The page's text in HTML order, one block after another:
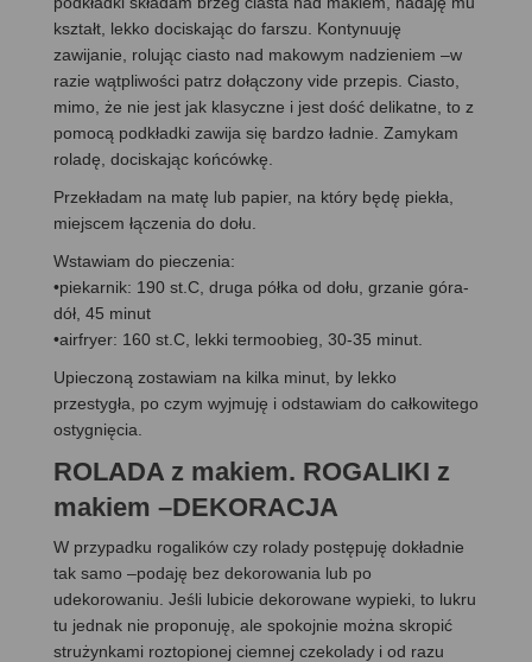
kształt, lekko dociskając do farszu. Kontynuuję
zawijanie, rolując ciasto nad makowym nadzieniem –w
razie wątpliwości patrz dołączony vide przepis. Ciasto,
mimo, że nie jest jak klasyczne i jest dość delikatne, to z
pomocą podkładki zawija się bardzo ładnie. Zamykam
roladę, dociskając końcówkę.
Przekładam na matę lub papier, na który będę piekła,
miejscem łączenia do dołu.
Wstawiam do pieczenia:
•piekarnik: 190 st.C, druga półka od dołu, grzanie góra-
dół, 45 minut
•airfryer: 160 st.C, lekki termoobieg, 30-35 minut.
Upieczoną zostawiam na kilka minut, by lekko
przestygła, po czym wyjmuję i odstawiam do całkowitego
ostygnięcia.
ROLADA z makiem. ROGALIKI z
makiem –DEKORACJA
W przypadku rogalików czy rolady postępuję dokładnie
tak samo –podaję bez dekorowania lub po
udekorowaniu. Jeśli lubicie dekorowane wypieki, to lukru
tu jednak nie proponuję, ale spokojnie można skropić
strużynkami roztopionej ciemnej czekolady i od razu